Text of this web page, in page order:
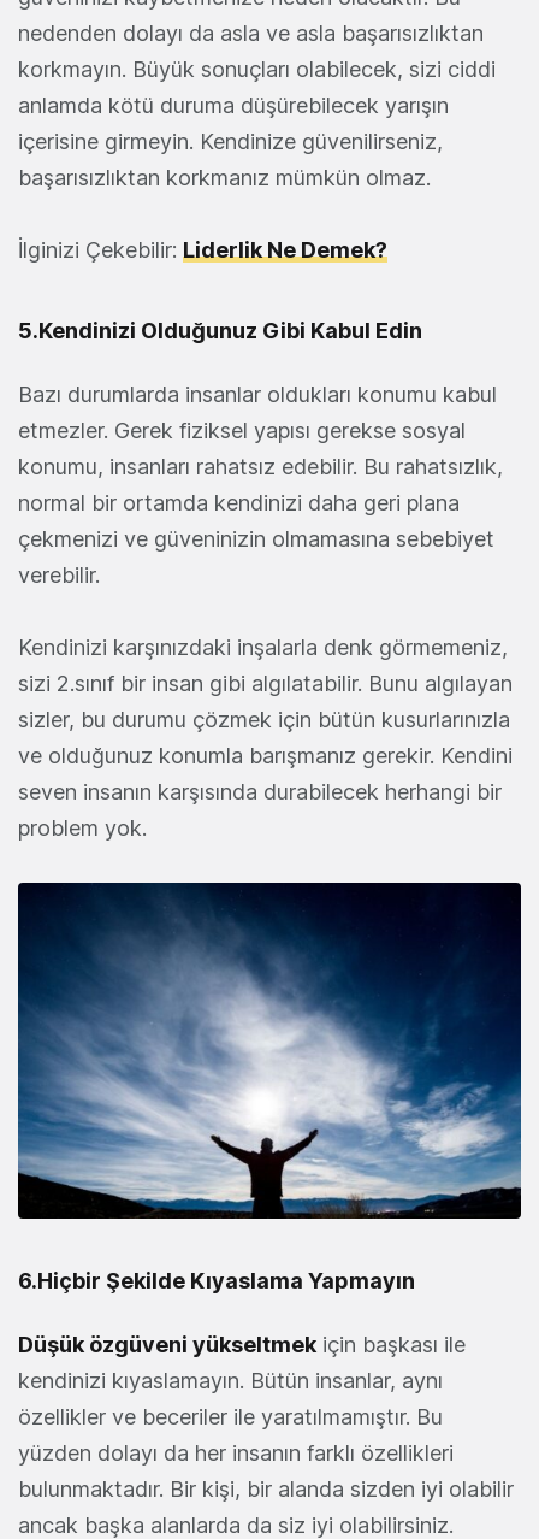
nedenden dolayı da asla ve asla başarısızlıktan
korkmayın. Büyük sonuçları olabilecek, sizi ciddi
anlamda kötü duruma düşürebilecek yarışın
içerisine girmeyin. Kendinize güvenilirseniz,
başarısızlıktan korkmanız mümkün olmaz.
İlginizi Çekebilir: Liderlik Ne Demek?
5.Kendinizi Olduğunuz Gibi Kabul Edin
Bazı durumlarda insanlar oldukları konumu kabul
etmezler. Gerek fiziksel yapısı gerekse sosyal
konumu, insanları rahatsız edebilir. Bu rahatsızlık,
normal bir ortamda kendinizi daha geri plana
çekmenizi ve güveninizin olmamasına sebebiyet
verebilir.
Kendinizi karşınızdaki inşalarla denk görmemeniz,
sizi 2.sınıf bir insan gibi algılatabilir. Bunu algılayan
sizler, bu durumu çözmek için bütün kusurlarınızla
ve olduğunuz konumla barışmanız gerekir. Kendini
seven insanın karşısında durabilecek herhangi bir
problem yok.
6.Hiçbir Şekilde Kıyaslama Yapmayın
Düşük özgüveni yükseltmek için başkası ile
kendinizi kıyaslamayın. Bütün insanlar, aynı
özellikler ve beceriler ile yaratılmamıştır. Bu
yüzden dolayı da her insanın farklı özellikleri
bulunmaktadır. Bir kişi, bir alanda sizden iyi olabilir
ancak başka alanlarda da siz iyi olabilirsiniz.